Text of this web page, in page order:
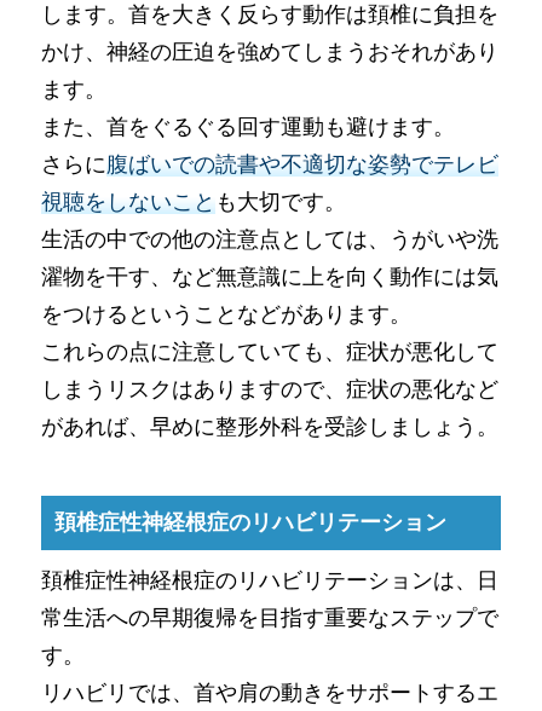
します。首を大きく反らす動作は頚椎に負担を
かけ、神経の圧迫を強めてしまうおそれがあり
ます。
また、首をぐるぐる回す運動も避けます。
さらに腹ばいでの読書や不適切な姿勢でテレビ
視聴をしないことも大切です。
生活の中での他の注意点としては、うがいや洗
濯物を干す、など無意識に上を向く動作には気
をつけるということなどがあります。
これらの点に注意していても、症状が悪化して
しまうリスクはありますので、症状の悪化など
があれば、早めに整形外科を受診しましょう。
頚椎症性神経根症のリハビリテーション
頚椎症性神経根症のリハビリテーションは、日
常生活への早期復帰を目指す重要なステップで
す。
リハビリでは、首や肩の動きをサポートするエ